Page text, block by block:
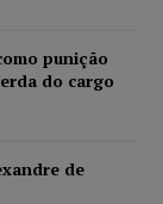
punição
do cargo
de